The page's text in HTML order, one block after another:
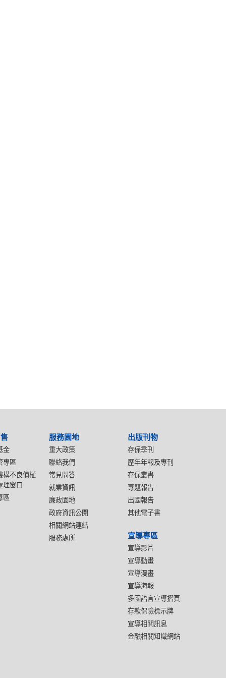
金
專區
構不良債權
理窗口
區
服務園地
重大政策
聯絡我們
常見問答
就業資訊
廉政園地
政府資訊公開
相關網站連結
服務處所
出版刊物
存保季刊
歷年年報及專刊
存保叢書
專題報告
出國報告
其他電子書
宣導專區
宣導影片
宣導動畫
宣導漫畫
宣導海報
多國語言宣導摺頁
存款保險標示牌
宣導相關訊息
金融相關知識網站